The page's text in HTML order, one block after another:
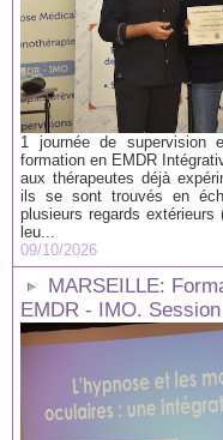
1 journée de
formation en EMDR
aux thérapeutes déjà
ils se sont trouvés en
plusieurs regards extérieurs
leu...
09/10/2026
MARSEILLE:
EMDR - IMO.